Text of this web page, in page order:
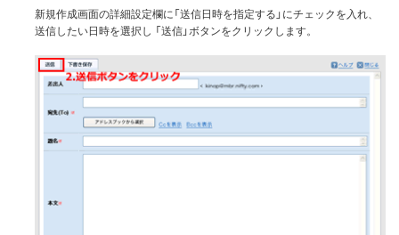
新規作成画面の詳細設定欄に「送信日時を指定する」にチェックを入れ、
送信したい日時を選択し 「送信」ボタンをクリックします。